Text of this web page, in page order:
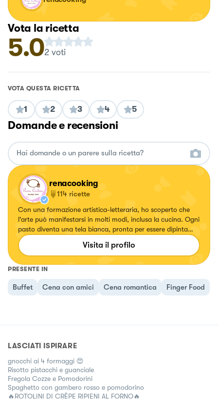
Vota la ricetta
5.02voti
VOTA QUESTA RICETTA
1 2 3 4 5
Domande e recensioni
renacooking
114 ricette
Con una formazione artistica-letteraria, ho scoperto che
l'arte può manifestarsi in molti modi, inclusa la cucina. Ogni
pasto diventa una tela bianca, pronta per essere dipinta
con ingredienti selezionati con cura. Come un'artista, creo e
preparo le mie ricette, plasmando sapori e colori in
un'armonia culinaria unica. Questa creatività in cucina va
ben oltre la mera preparazione dei pasti; è una fonte di
nutrimento per l'anima e la mente. Preparare un piatto
diventa un'esperienza meditativa. Ogni gesto, dalla scelta
degli ingredienti alla cottura, è un atto di amore e
Visita il profilo
PRESENTE IN
Buffet Cena con amici Cena romantica Finger Food
LASCIATI ISPIRARE
gnocchi ai 4 formaggi 😍
Risotto pistacchi e guanciale
Fregola Cozze e Pomodorini
Spaghetto con gambero rosso e pomodorino
🔥ROTOLINI DI CRÊPE RIPIENI AL FORNO🔥